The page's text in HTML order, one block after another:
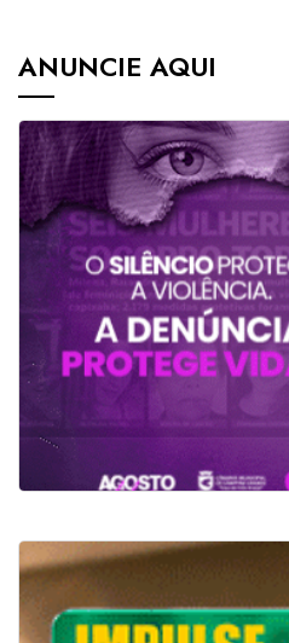
ANUNCIE AQUI